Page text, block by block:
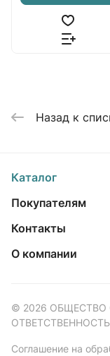
Назад к
Каталог
Покупателям
Контакты
О компании
© 2026
Соглашение на